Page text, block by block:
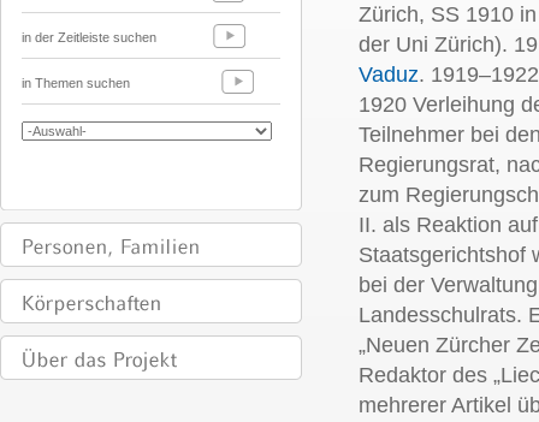
in der Zeitleiste suchen
in Themen suchen
Zürich, SS 1910
der Uni Zürich).
Vaduz.
1920 Verleihung
Teilnehmer bei
Regierungsrat,
zum
II. als Reaktion
Staatsgerichtshof
bei der
Landesschulrats.
„Neuen Zürcher
Redaktor des
mehrerer Artikel